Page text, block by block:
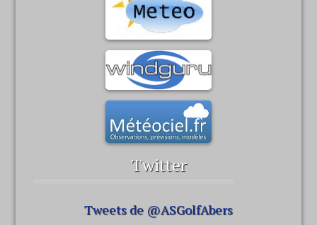
Twitter
Tweets de @ASGolfAbers